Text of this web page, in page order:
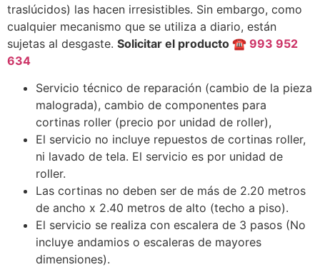
traslúcidos) las hacen irresistibles. Sin embargo, como
cualquier mecanismo que se utiliza a diario, están
sujetas al desgaste. Solicitar el producto ☎ 993 952
634
Servicio técnico de reparación (cambio de la pieza
malograda), cambio de componentes para
cortinas roller (precio por unidad de roller),
El servicio no incluye repuestos de cortinas roller,
ni lavado de tela. El servicio es por unidad de
roller.
Las cortinas no deben ser de más de 2.20 metros
de ancho x 2.40 metros de alto (techo a piso).
El servicio se realiza con escalera de 3 pasos (No
incluye andamios o escaleras de mayores
dimensiones).